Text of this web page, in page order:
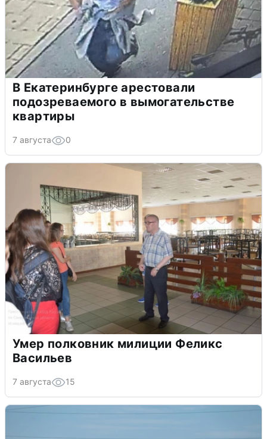
В Екатеринбурге арестовали
подозреваемого в вымогательстве
квартиры
7 августа 0
Умер полковник милиции Феликс
Васильев
7 августа 15